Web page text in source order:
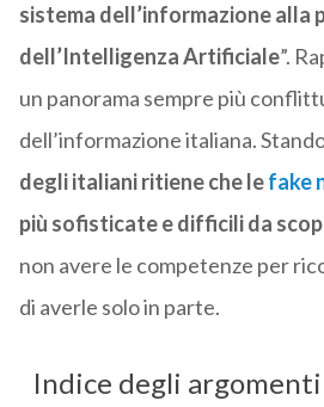
sistema dell’informazione alla
dell’Intelligenza Artificiale”.
un panorama sempre più
dell’informazione italiana.
degli italiani ritiene che lefake
più sofisticate e difficili da
non avere le competenze per
di averle solo in parte.
Indice degli argomenti